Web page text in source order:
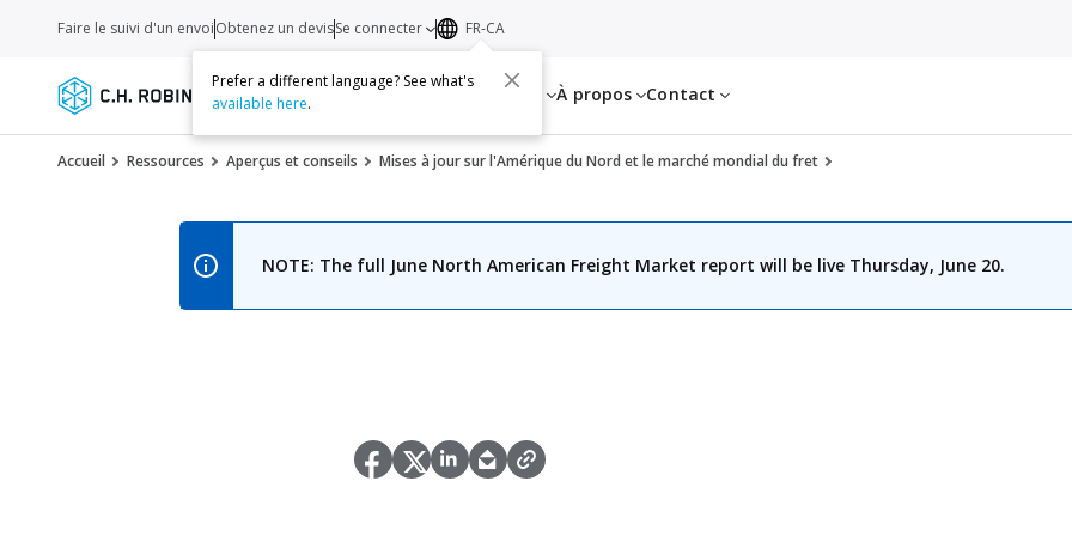
Services Transporteurs Ressources À propos Contact
Faire le suivi d'un envoiObtenez un devisSe connecter FR-CA
Prefer a different language? See what's
available here.
Accueil Ressources Aperçus et conseils Mises à jour sur l'Amérique du Nord et le marché mondial du fret
NOTE: The full June North American Freight Market report will be live Thursday, June 20.